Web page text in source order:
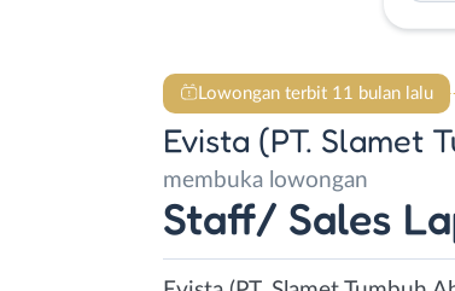
Lowongan terbit 11 bulan lalu
Evista (PT. Slamet
membuka lowongan
Staff/ Sales